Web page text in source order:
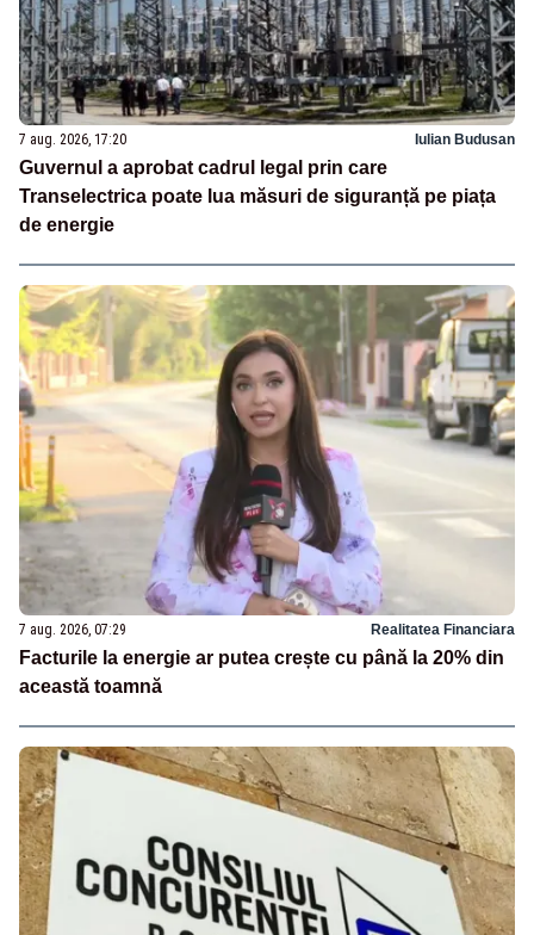
7 aug. 2026, 17:20 Iulian Budusan
Guvernul a aprobat cadrul legal prin care
Transelectrica poate lua măsuri de siguranță pe piața
de energie
7 aug. 2026, 07:29 Realitatea Financiara
Facturile la energie ar putea crește cu până la 20% din
această toamnă